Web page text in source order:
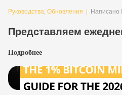
Руководства, Обновления | Написано
Представляем
Подробнее